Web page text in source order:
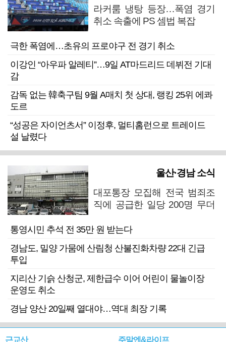
라커룸 냉탕 등장…폭염 경기
취소 속출에 PS 셈법 복잡
극한 폭염에…초유의 프로야구 전 경기 취소
이강인 “아우파 알레티”…9일 AT마드리드 데뷔전 기대
감
감독 없는 韓축구팀 9월 A매치 첫 상대, 랭킹 25위 에콰
도르
“성공은 자이언츠서” 이정후, 멀티홈런으로 트레이드
설 날렸다
울산·경남 소식
대포통장 모집해 전국 범죄조
직에 공급한 일당 200명 무더
통영시민 추석 전 35만 원 받는다
경남도, 밀양 가뭄에 산림청 산불진화차량 22대 긴급
투입
지리산 기슭 산청군, 제한급수 이어 어린이 물놀이장
운영도 취소
경남 양산 20일째 열대야…역대 최장 기록
근교산 주말엔&라이프